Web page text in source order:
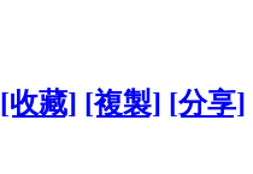
[收藏] [複製] [分享]